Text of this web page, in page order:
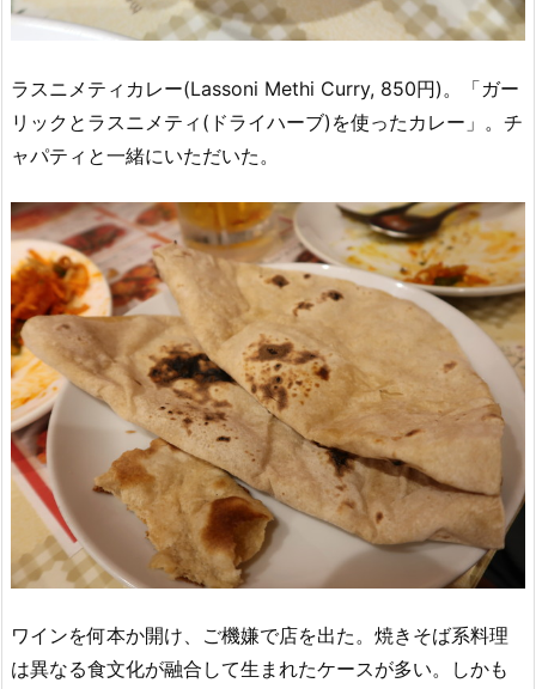
ラスニメティカレー(Lassoni Methi Curry, 850円)。「ガー
リックとラスニメティ(ドライハーブ)を使ったカレー」。チ
ャパティと一緒にいただいた。
ワインを何本か開け、ご機嫌で店を出た。焼きそば系料理
は異なる食文化が融合して生まれたケースが多い。しかも